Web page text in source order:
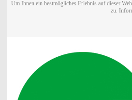
Um Ihnen ein bestmögliches Erlebnis auf dieser
zu.